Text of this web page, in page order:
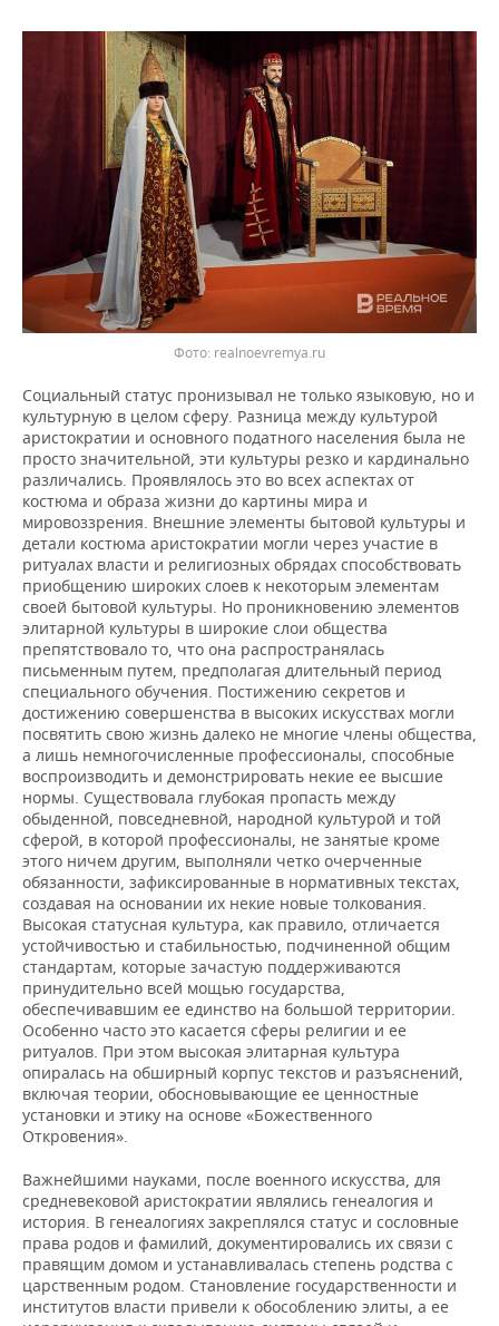
realnoevremya.ru
Социальный статус пронизывал не только языковую, но и
культурную в целом сферу. Разница между культурой
аристократии и основного податного населения была не
просто значительной, эти культуры резко и кардинально
различались. Проявлялось это во всех аспектах от
костюма и образа жизни до картины мира и
мировоззрения. Внешние элементы бытовой культуры и
детали костюма аристократии могли через участие в
ритуалах власти и религиозных обрядах способствовать
приобщению широких слоев к некоторым элементам
своей бытовой культуры. Но проникновению элементов
элитарной культуры в широкие слои общества
препятствовало то, что она распространялась
письменным путем, предполагая длительный период
специального обучения. Постижению секретов и
достижению совершенства в высоких искусствах могли
посвятить свою жизнь далеко не многие члены общества,
а лишь немногочисленные профессионалы, способные
воспроизводить и демонстрировать некие ее высшие
нормы. Существовала глубокая пропасть между
обыденной, повседневной, народной культурой и той
сферой, в которой профессионалы, не занятые кроме
этого ничем другим, выполняли четко очерченные
обязанности, зафиксированные в нормативных текстах,
создавая на основании их некие новые толкования.
Высокая статусная культура, как правило, отличается
устойчивостью и стабильностью, подчиненной общим
стандартам, которые зачастую поддерживаются
принудительно всей мощью государства,
обеспечивавшим ее единство на большой территории.
Особенно часто это касается сферы религии и ее
ритуалов. При этом высокая элитарная культура
опиралась на обширный корпус текстов и разъяснений,
включая теории, обосновывающие ее ценностные
установки и этику на основе «Божественного
Откровения».
Важнейшими науками, после военного искусства, для
средневековой аристократии являлись генеалогия и
история. В генеалогиях закреплялся статус и сословные
права родов и фамилий, документировались их связи с
правящим домом и устанавливалась степень родства с
царственным родом. Становление государственности и
институтов власти привели к обособлению элиты, а ее